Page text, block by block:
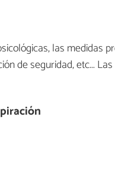
las medidas
de seguridad, etc...